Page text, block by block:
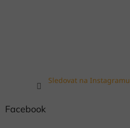
Sledovat na Instagramu
Facebook